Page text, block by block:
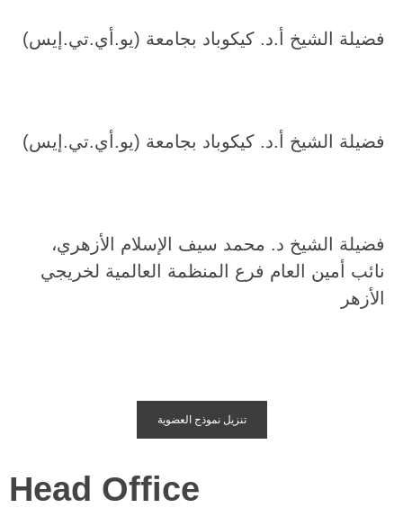
فضيلة الشيخ أ.د. كيكوباد بجامعة (يو.أي.تي.إيس)
فضيلة الشيخ أ.د. كيكوباد بجامعة (يو.أي.تي.إيس)
فضيلة الشيخ د. محمد سيف الإسلام الأزهري،
نائب أمين العام فرع المنظمة العالمية لخريجي
الأزهر
تنزيل نموذج العضوية
Head Office